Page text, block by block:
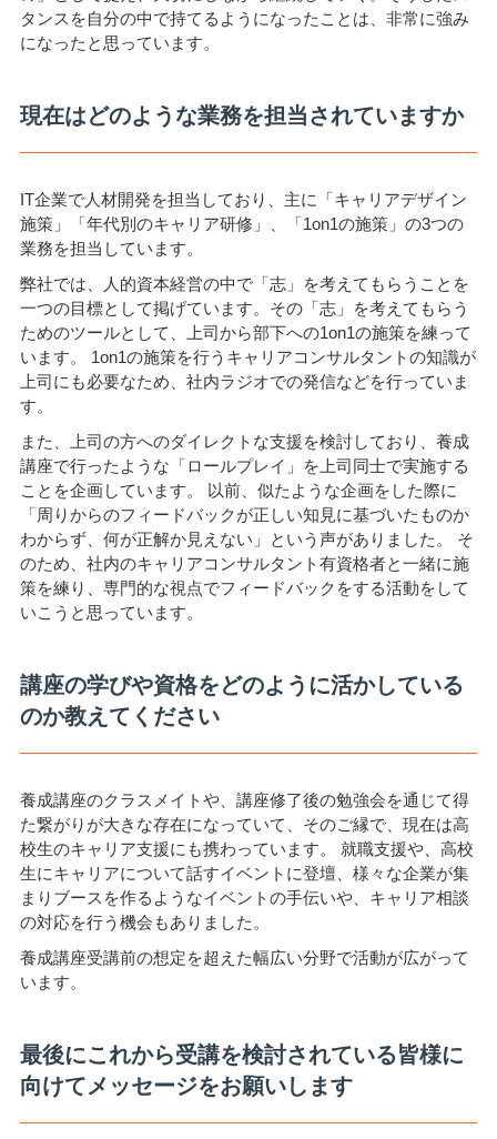
タンスを自分の中で持てるようになったことは、非常に強み
になったと思っています。
現在はどのような業務を担当されていますか
IT企業で人材開発を担当しており、主に「キャリアデザイン
施策」「年代別のキャリア研修」、「1on1の施策」の3つの
業務を担当しています。
弊社では、人的資本経営の中で「志」を考えてもらうことを
一つの目標として掲げています。その「志」を考えてもらう
ためのツールとして、上司から部下への1on1の施策を練って
います。 1on1の施策を行うキャリアコンサルタントの知識が
上司にも必要なため、社内ラジオでの発信などを行っていま
す。
また、上司の方へのダイレクトな支援を検討しており、養成
講座で行ったような「ロールプレイ」を上司同士で実施する
ことを企画しています。 以前、似たような企画をした際に
「周りからのフィードバックが正しい知見に基づいたものか
わからず、何が正解か見えない」という声がありました。 そ
のため、社内のキャリアコンサルタント有資格者と一緒に施
策を練り、専門的な視点でフィードバックをする活動をして
いこうと思っています。
講座の学びや資格をどのように活かしている
のか教えてください
養成講座のクラスメイトや、講座修了後の勉強会を通じて得
た繋がりが大きな存在になっていて、そのご縁で、現在は高
校生のキャリア支援にも携わっています。 就職支援や、高校
生にキャリアについて話すイベントに登壇、様々な企業が集
まりブースを作るようなイベントの手伝いや、キャリア相談
の対応を行う機会もありました。
養成講座受講前の想定を超えた幅広い分野で活動が広がって
います。
最後にこれから受講を検討されている皆様に
向けてメッセージをお願いします